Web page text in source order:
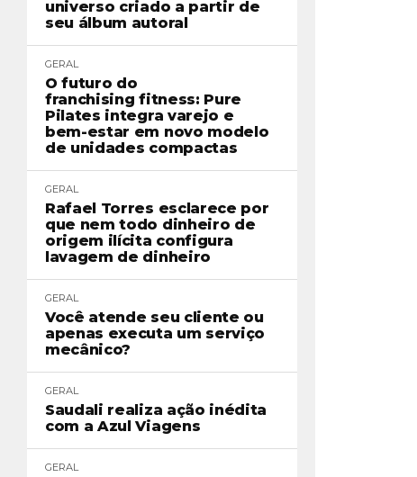
universo criado a partir de
seu álbum autoral
GERAL
O futuro do
franchising fitness: Pure
Pilates integra varejo e
bem-estar em novo modelo
de unidades compactas
GERAL
Rafael Torres esclarece por
que nem todo dinheiro de
origem ilícita configura
lavagem de dinheiro
GERAL
Você atende seu cliente ou
apenas executa um serviço
mecânico?
GERAL
Saudali realiza ação inédita
com a Azul Viagens
GERAL